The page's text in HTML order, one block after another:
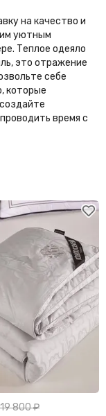
на качество и
уютным
Теплое одеяло
это отражение
себе
которые
время с
19 800 ₽